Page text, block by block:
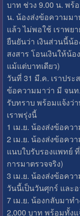
บาท ช่วง 9.00 น. พร้
น. น้องส่งข้อความมา
แล้ว ไม่พอใช้ เราพย
ยืนยันว่า เงินส่วนนี้น้
สงสาร โอนเงินให้น้อ
แม้แต่บาทเดียว)
วันที่ 31 มี.ค. เราปร
ข้อความมาว่า มี จนท
รับทราบ พร้อมแจ้งว่า
เราพรุ่งนี้
1 เม.ย. น้องส่งข้อคว
2 เม.ย. น้องส่งข้อคว
แนบใบรับรองแพทย์
การมาตรวจจริง)
3 เม.ย. น้องส่งข้อคว
วันนี้เป็นวันศุกร์ และ
7 เม.ย. น้องกลับมาท
2,000 บาท พร้อมทั้งแ